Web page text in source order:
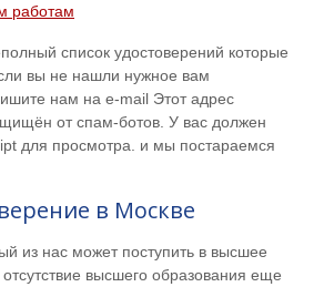
работам
список удостоверений которые
вы не нашли нужное вам
нам на e-mail Этот адрес
от спам-ботов. У вас должен
для просмотра.
и мы постараемся
в Москве
из нас может поступить в высшее
высшего образования еще